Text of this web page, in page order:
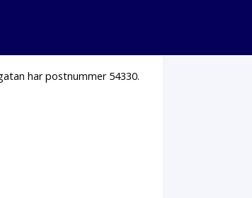
har postnummer 54330.